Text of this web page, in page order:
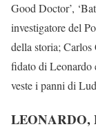
Good Doctor’,
investigatore del
della storia; Carlos
fidato di Leonardo
veste i panni di
LEONARDO,